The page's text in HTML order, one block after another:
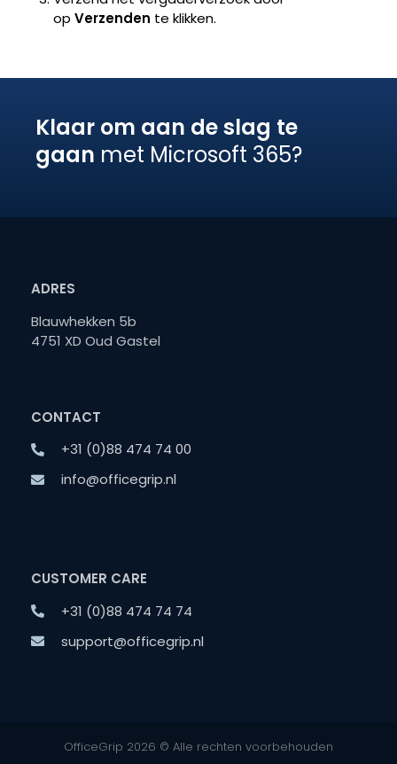
op Verzenden te klikken.
Klaar om aan de slag te
gaan met Microsoft 365?
ADRES
Blauwhekken 5b
4751 XD Oud Gastel
CONTACT
+31 (0)88 474 74 00
info@officegrip.nl
CUSTOMER CARE
+31 (0)88 474 74 74
support@officegrip.nl
OfficeGrip 2026 © Alle rechten voorbehouden